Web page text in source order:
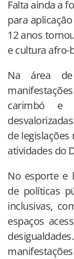
Falta ainda a
para
12 anos
e cultura afro-
Na área
carimbó e
de
atividades do
No esporte e
de políticas
inclusivas,
espaços